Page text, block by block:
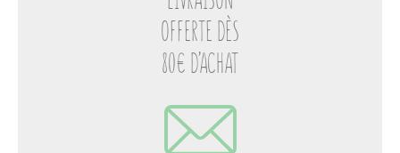
OFFERTE DÈS
80€ D’ACHAT